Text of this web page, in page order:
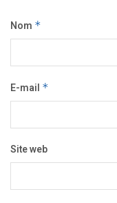
Nom *
E-mail *
Site web